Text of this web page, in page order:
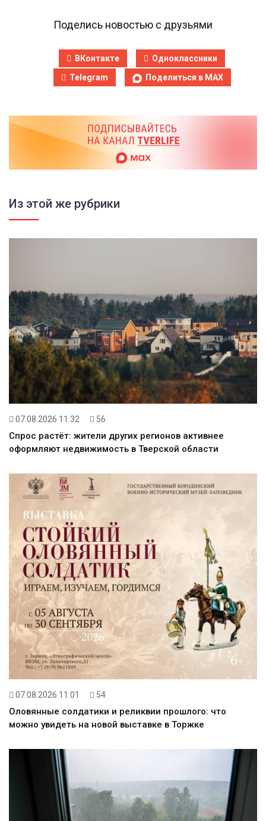
Поделись новостью с друзьями
ВКонтакте
Одноклассники
Telegram
Поделиться в MAX
Из этой же рубрики
07.08.2026 11:32 56
Спрос растёт: жители других регионов активнее
оформляют недвижимость в Тверской области
07.08.2026 11:01 54
Оловянные солдатики и реликвии прошлого: что
можно увидеть на новой выставке в Торжке